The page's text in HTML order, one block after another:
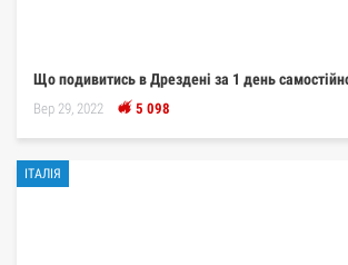
Що подивитись в Дрездені за 1 день
Вер 29, 2022 5 098
ІТАЛІЯ